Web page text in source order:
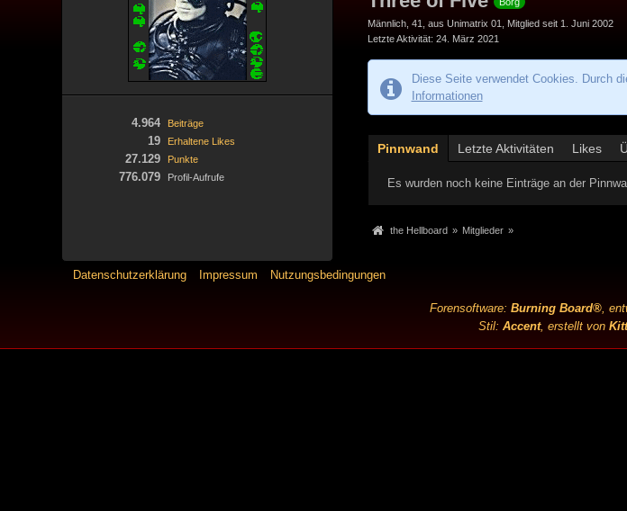
Beiträge
4.964
Erhaltene Likes
19
Punkte
27.129
Profil-Aufrufe
776.079
Männlich 41 aus Unimatrix 01
Mitglied seit 1. Juni 2002
Letzte Aktivität 24. März 2021
Diese Seite verwendet Cookies. Durch
Informationen
Pinnwand Letzte Aktivitäten Likes
Es wurden noch keine Einträge an der
the Hellboard » Mitglieder »
Datenschutzerklärung Impressum Nutzungsbedingungen
Forensoftware: Burning Board®,
Stil: Accent, erstellt von